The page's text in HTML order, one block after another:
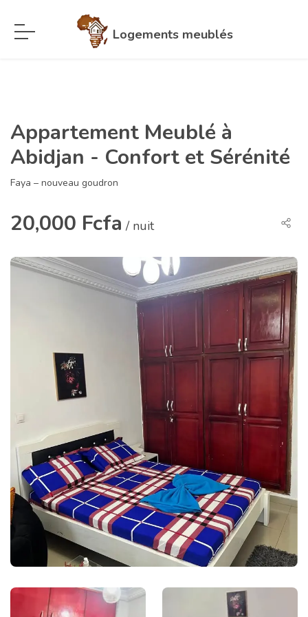
Logements meublés
Appartement Meublé à
Abidjan - Confort et Sérénité
Faya – nouveau goudron
20,000 Fcfa / nuit